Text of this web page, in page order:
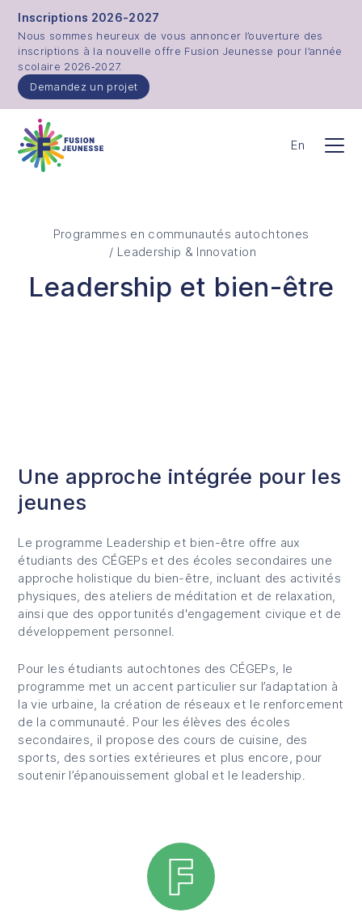
Inscriptions 2026-2027
Nous sommes heureux de vous annoncer l’ouverture des
inscriptions à la nouvelle offre Fusion Jeunesse pour l’année
scolaire 2026‑2027.
Demandez un projet
Fusion Jeunesse
En
Programmes en communautés autochtones
/ Leadership & Innovation
Leadership et bien-être
Une approche intégrée pour les
jeunes
Le programme Leadership et bien-être offre aux
étudiants des CÉGEPs et des écoles secondaires une
approche holistique du bien-être, incluant des activités
physiques, des ateliers de méditation et de relaxation,
ainsi que des opportunités d'engagement civique et de
développement personnel.
Pour les étudiants autochtones des CÉGEPs, le
programme met un accent particulier sur l’adaptation à
la vie urbaine, la création de réseaux et le renforcement
de la communauté. Pour les élèves des écoles
secondaires, il propose des cours de cuisine, des
sports, des sorties extérieures et plus encore, pour
soutenir l’épanouissement global et le leadership.